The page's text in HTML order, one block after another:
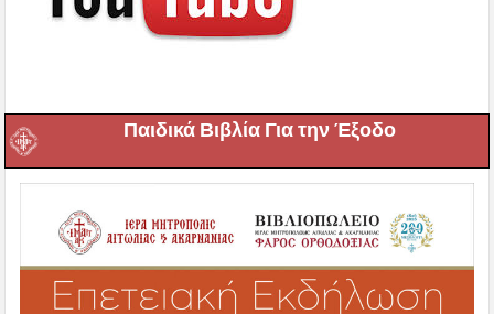
Παιδικά Βιβλία Για την Έξοδο